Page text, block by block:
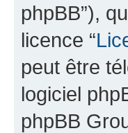
phpBB”),
licence “
peut être
logiciel
phpBB